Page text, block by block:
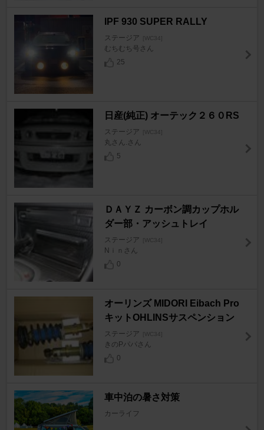
IPF 930 SUPER RALLY
ステージア [WC34]
むちむち号さん
25
日産(純正) オーテック２６０RS
ステージア [WC34]
丸さん.さん
5
ＤＡＹＺ カーボン調カップホル
ダー部・アッシュトレイ
ステージア [WC34]
Nｉｎさん
0
オーリンズ MIDORI Eibach Pro
キットOHLINSサスペンション
ステージア [WC34]
きのPパパさん
0
車中泊の暑さ対策
カーライフ